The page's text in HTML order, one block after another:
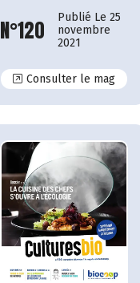
N°120
Publié Le 25
novembre
2021
Consulter le magN°120